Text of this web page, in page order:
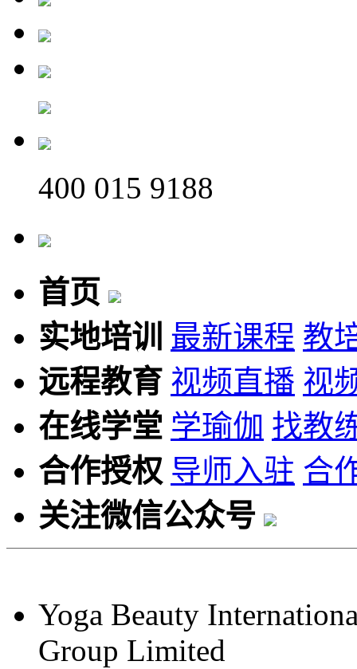
400 015 9188
首页
实地培训 最新课程 教
远程教育 视频直播 视
在线学堂 学瑜伽 找教
合作授权 导师入驻 合
关注微信公众号
Yoga Beauty
Group Limited